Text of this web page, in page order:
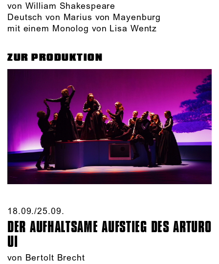
von William Shakespeare
Deutsch von Marius von Mayenburg
mit einem Monolog von Lisa Wentz
ZUR PRODUKTION
18.09./​25.09.​
DER AUFHALTSAME AUFSTIEG DES ARTURO
UI
von Bertolt Brecht